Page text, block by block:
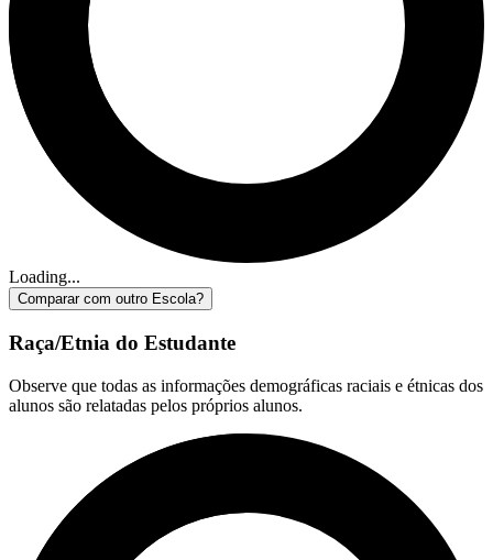
Loading...
Comparar com outro Escola?
Raça/Etnia do Estudante
Observe que todas as informações demográficas raciais e étnicas dos
alunos são relatadas pelos próprios alunos.